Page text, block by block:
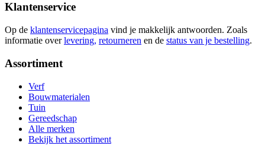
Klantenservice
Op de klantenservicepagina vind je makkelijk antwoorden. Zoals
informatie over levering, retourneren en de status van je bestelling.
Assortiment
Verf
Bouwmaterialen
Tuin
Gereedschap
Alle merken
Bekijk het assortiment